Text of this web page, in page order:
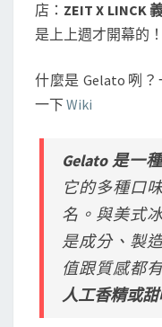
店： ZEIT X LINCK
是上上週才開幕的！
什麼是 Gelato 咧
一下Wiki
Gelato 是一
它的多種口
名。與美式
是成分、製
值跟質感都
人工香精或